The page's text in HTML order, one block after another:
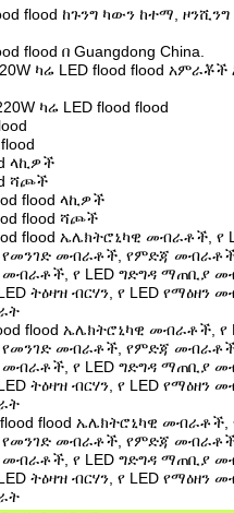
flood ከጉንግ ካውን ከተማ,
flood በ Guangdong China.
ካሬ LED flood flood አምራቾች
ካሬ LED flood flood
ላኪዎች
ሻጮች
flood ላኪዎች
flood ሻጮች
flood ኤሌክትሮኒካዊ መብራቶች, የ
መብራቶች, የምድጃ
የ LED ግድግዳ ማጠቢያ
ትዕዛዝ ብርሃን, የ LED የማዕዘን
flood ኤሌክትሮኒካዊ መብራቶች,
መብራቶች, የምድጃ
የ LED ግድግዳ ማጠቢያ
ትዕዛዝ ብርሃን, የ LED የማዕዘን
flood ኤሌክትሮኒካዊ መብራቶች,
መብራቶች, የምድጃ
የ LED ግድግዳ ማጠቢያ
ትዕዛዝ ብርሃን, የ LED የማዕዘን